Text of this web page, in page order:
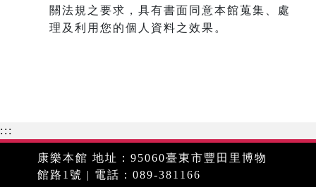
關法規之要求，具有書面同意本館蒐集、處
理及利用您的個人資料之效果。
:::
康樂本館 地址：95060臺東市豐田里博物
館路1號 | 電話：089-381166